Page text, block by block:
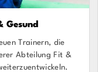
Trainern, die
Abteilung Fit &